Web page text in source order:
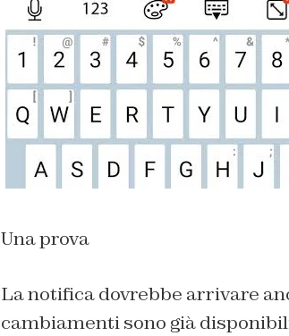
Una prova
La notifica dovrebbe arrivare
cambiamenti sono già